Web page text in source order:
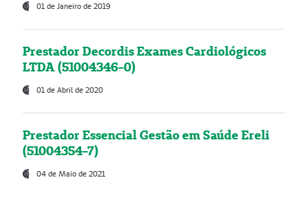
01 de Janeiro de 2019
Prestador Decordis Exames Cardiológicos
LTDA (51004346-0)
01 de Abril de 2020
Prestador Essencial Gestão em Saúde Ereli
(51004354-7)
04 de Maio de 2021